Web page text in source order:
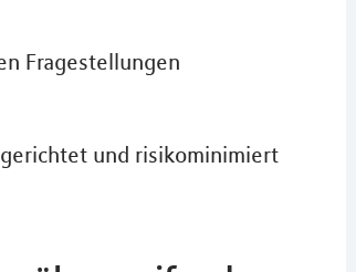
Fragestellungen
und risikominimiert